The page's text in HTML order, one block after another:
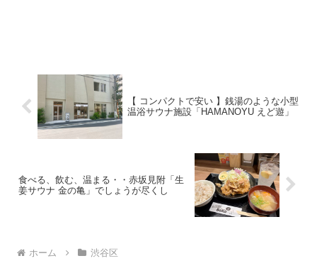
【 コンパクトで安い 】銭湯のような小型
温浴サウナ施設「HAMANOYU えど遊」
食べる、飲む、温まる・・赤坂見附「生
姜サウナ 金の亀」でしょうが尽くし
ホーム 渋谷区